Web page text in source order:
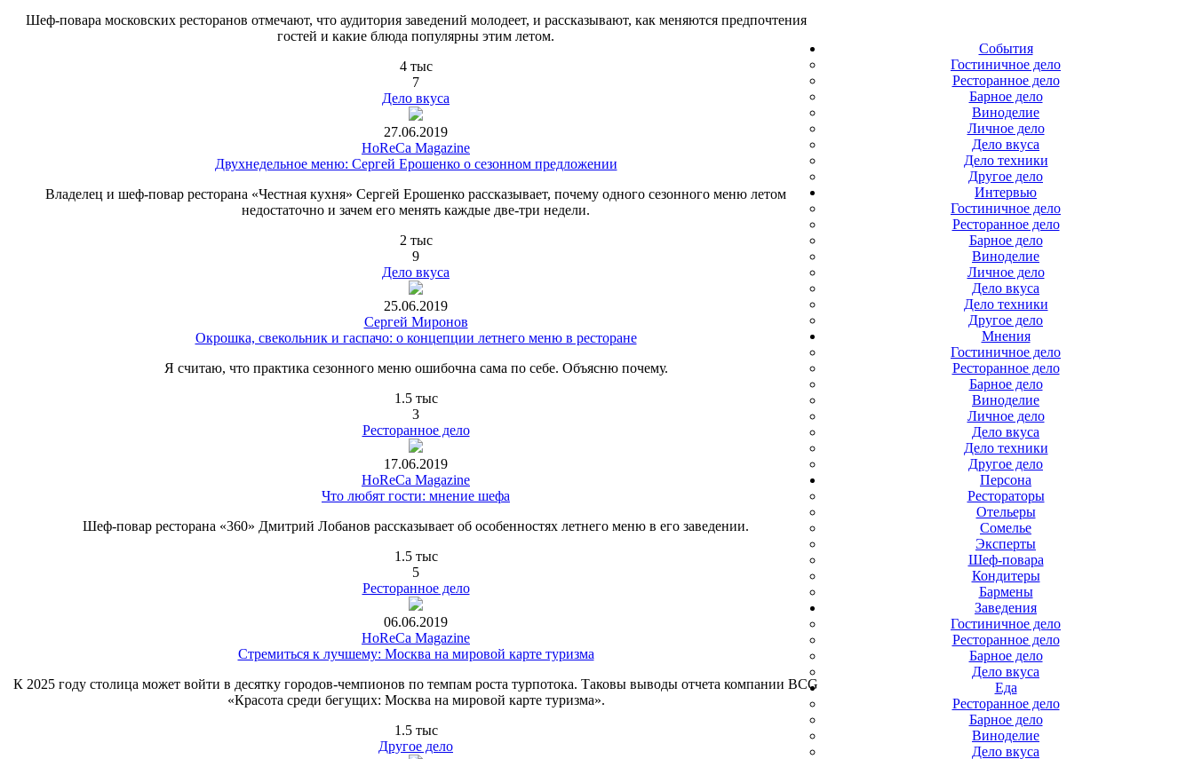
Шеф-повара московских ресторанов отмечают, что аудитория заведений молодеет, и рассказывают, как меняются предпочтения
гостей и какие блюда популярны этим летом.
4 тыс
7
Дело вкуса
27.06.2019
HoReCa Magazine
Двухнедельное меню: Сергей Ерошенко о сезонном предложении
Владелец и шеф-повар ресторана «Честная кухня» Сергей Ерошенко рассказывает, почему одного сезонного меню летом
недостаточно и зачем его менять каждые две-три недели.
2 тыс
9
Дело вкуса
25.06.2019
Сергей Миронов
Окрошка, свекольник и гаспачо: о концепции летнего меню в ресторане
Я считаю, что практика сезонного меню ошибочна сама по себе. Объясню почему.
1.5 тыс
3
Ресторанное дело
17.06.2019
HoReCa Magazine
Что любят гости: мнение шефа
Шеф-повар ресторана «360» Дмитрий Лобанов рассказывает об особенностях летнего меню в его заведении.
1.5 тыс
5
Ресторанное дело
06.06.2019
HoReCa Magazine
Стремиться к лучшему: Москва на мировой карте туризма
К 2025 году столица может войти в десятку городов-чемпионов по темпам роста турпотока. Таковы выводы отчета компании BCG
«Красота среди бегущих: Москва на мировой карте туризма».
1.5 тыс
Другое дело
События
Гостиничное дело
Ресторанное дело
Барное дело
Виноделие
Личное дело
Дело вкуса
Дело техники
Другое дело
Интервью
Гостиничное дело
Ресторанное дело
Барное дело
Виноделие
Личное дело
Дело вкуса
Дело техники
Другое дело
Мнения
Гостиничное дело
Ресторанное дело
Барное дело
Виноделие
Личное дело
Дело вкуса
Дело техники
Другое дело
Персона
Рестораторы
Отельеры
Сомелье
Эксперты
Шеф-повара
Кондитеры
Бармены
Заведения
Гостиничное дело
Ресторанное дело
Барное дело
Дело вкуса
Еда
Ресторанное дело
Барное дело
Виноделие
Дело вкуса